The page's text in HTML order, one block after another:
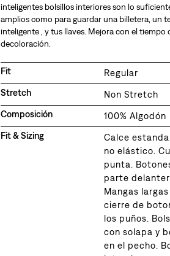
inteligentes bolsillos interiores son lo
amplios como para guardar una billetera, un
inteligente , y tus llaves. Mejora con el tiempo
decoloración.
Fit
Regular
Stretch
Non Stretch
Composición
100% Algodón
Fit & Sizing
Calce
no elástico.
punta.
parte
Mangas
cierre de
los puños.
con solapa y
en el pecho.